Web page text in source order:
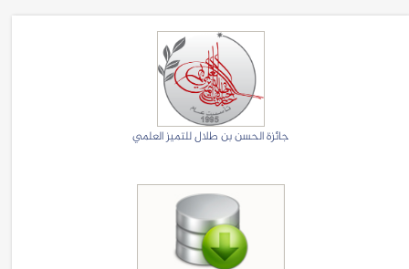
جائزة الحسن بن طلال للتميز العلمي